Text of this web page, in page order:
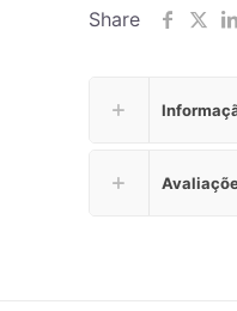
frascos
cada
Share